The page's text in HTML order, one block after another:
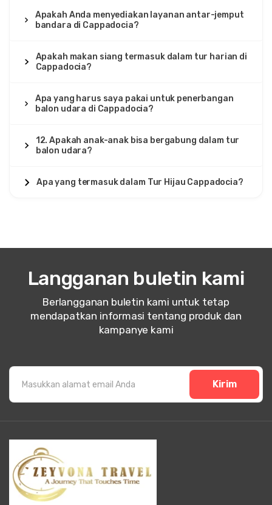
Apakah Anda menyediakan layanan antar-jemput
bandara di Cappadocia?
Apakah makan siang termasuk dalam tur harian di
Cappadocia?
Apa yang harus saya pakai untuk penerbangan
balon udara di Cappadocia?
12. Apakah anak-anak bisa bergabung dalam tur
balon udara?
Apa yang termasuk dalam Tur Hijau Cappadocia?
Langganan buletin kami
Berlangganan buletin kami untuk tetap
mendapatkan informasi tentang produk dan
kampanye kami
Kirim